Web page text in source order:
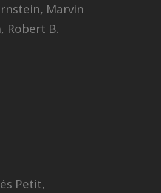
Marvin
Robert B.
Petit,